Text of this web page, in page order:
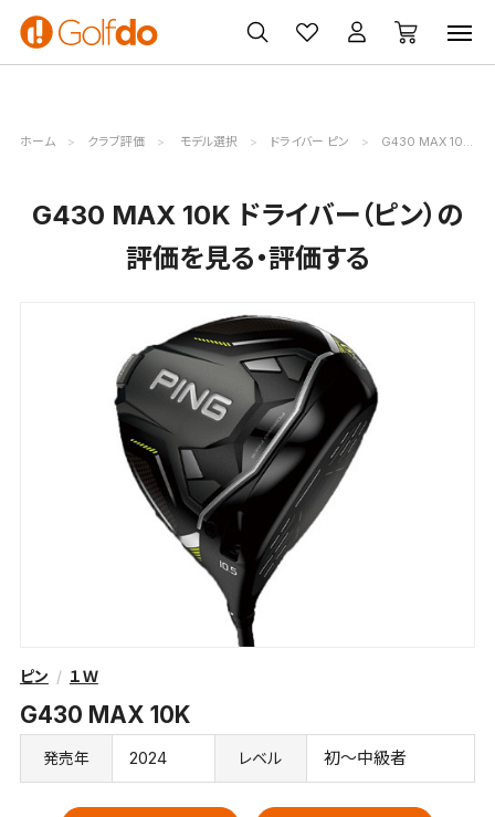
ゴルフ
クラブ
ゴルフ用品
買取
無料査定
クーポン
一覧
ホーム クラブ評価 モデル選択 ドライバー ピン G430 MAX 10K評価詳細
G430 MAX 10K ドライバー（ピン）の
評価を見る・評価する
ピン １Ｗ
G430 MAX 10K
発売年 2024 レベル 初～中級者